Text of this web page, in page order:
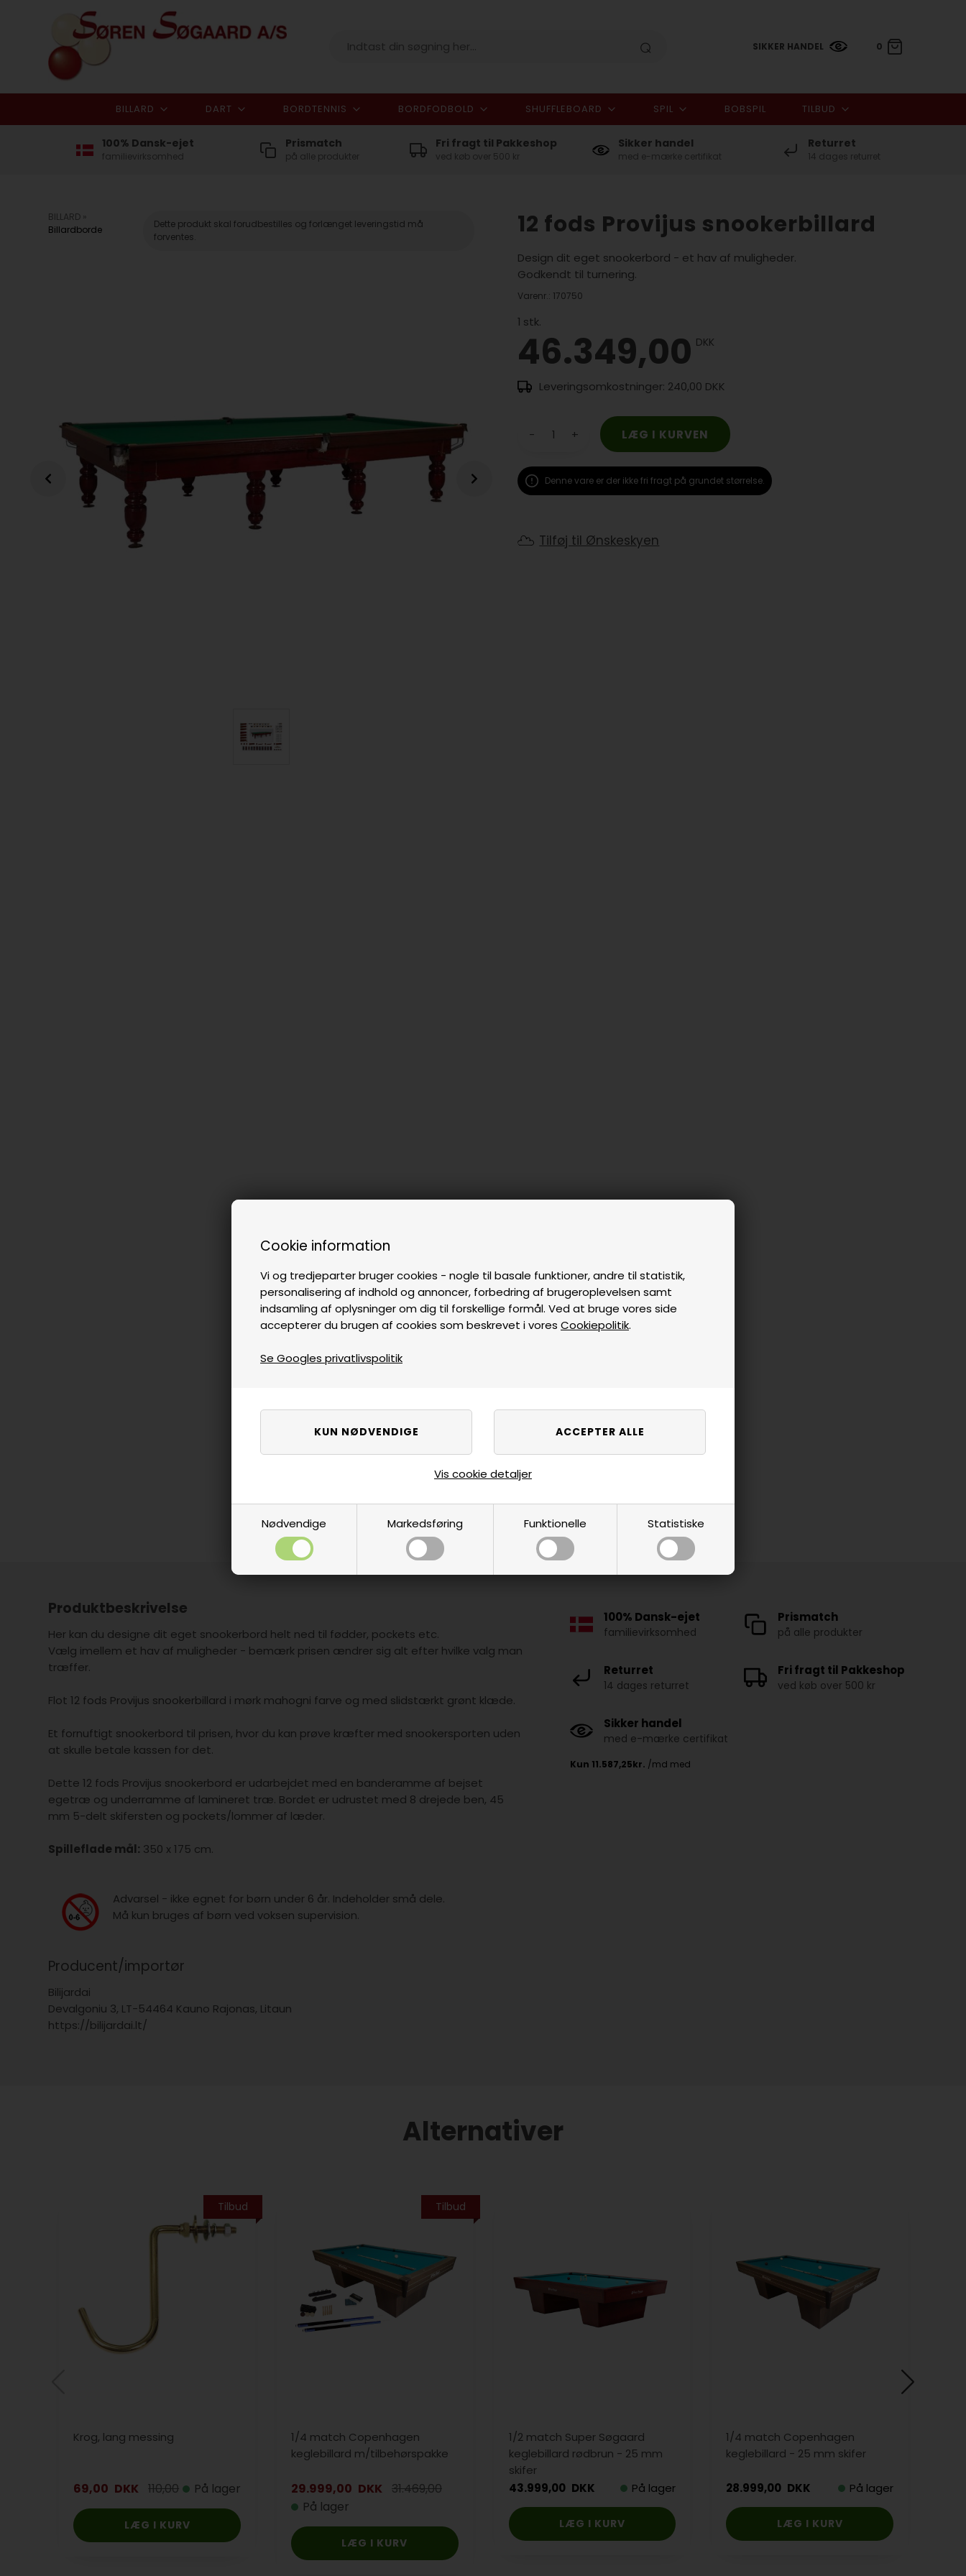
Cookie information
Vi og tredjeparter bruger cookies - nogle til basale funktioner, andre til statistik,
personalisering af indhold og annoncer, forbedring af brugeroplevelsen samt
indsamling af oplysninger om dig til forskellige formål. Ved at bruge vores side
accepterer du brugen af cookies som beskrevet i vores Cookiepolitik.
Se Googles privatlivspolitik
Nødvendige Markedsføring Funktionelle Statistiske
Vis cookie detaljer
SIKKER HANDEL 0
I alt 0,00 DKK
BILLARD DART BORDTENNIS BORDFODBOLD SHUFFLEBOARD SPIL BOBSPIL TILBUD
100% Dansk-ejet
familievirksomhed
Prismatch
på alle produkter
Fri fragt til Pakkeshop
ved køb over 500 kr
Sikker handel
med e-mærke certifikat
Returret
14 dages returret
BILLARD »
Billardborde
Dette produkt skal forudbestilles og forlænget leveringstid må
forventes.
12 fods Provijus snookerbillard
Design dit eget snookerbord - et hav af muligheder.
Godkendt til turnering.
Varenr.: 170750
1 stk.
46.349,00 DKK
240,00 DKK
- +
Denne vare er der ikke fri fragt på grundet størrelse.
Tilføj til Ønskeskyen
Produktbeskrivelse
Her kan du designe dit eget snookerbord helt ned til fødder, pockets etc.
Vælg imellem et hav af muligheder - bemærk prisen ændrer sig alt efter hvilke valg man
træffer.
Flot 12 fods Provijus snookerbillard i mørk mahogni farve og med slidstærkt grønt klæde.
Et fornuftigt snookerbord til prisen, hvor du kan prøve kræfter med snookersporten uden
at skulle betale kassen for det.
Dette 12 fods Provijus snookerbord er udarbejdet med en banderamme af bejset
egetræ og underramme af lamineret træ. Bordet er udrustet med 8 drejede ben, 45
mm 5-delt skifersten og pockets/lommer af læder.
Spilleflade mål: 350 x 175 cm.
Advarsel - ikke egnet for børn under 6 år. Indeholder små dele.
Må kun bruges af børn ved voksen supervision.
Producent/importør
Bilijardai
Devalgoniu 3, LT-54464 Kauno Rajonas, Litaun
https://bilijardai.lt/
100% Dansk-ejet
familievirksomhed
Prismatch
på alle produkter
Returret
14 dages returret
Fri fragt til Pakkeshop
ved køb over 500 kr
Sikker handel
med e-mærke certifikat
Alternativer
Tilbud
Krog, lang messing
69,00 DKK 110,00 På lager
Tilbud
1/4 match Copenhagen
keglebillard m/tilbehørspakke
29.999,00 DKK
31.469,00
På lager
1/2 match Super Søgaard
keglebillard rødbrun - 25 mm
skifer
43.999,00 DKK På lager
1/4 match Copenhagen
keglebillard - 25 mm skifer
28.999,00 DKK På lager